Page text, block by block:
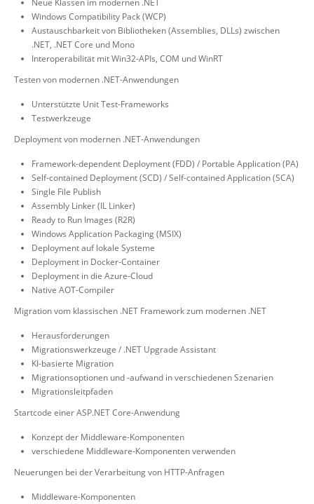
Neue Klassen im modernen .NET
Windows Compatibility Pack (WCP)
Austauschbarkeit von Bibliotheken (Assemblies, DLLs) zwischen
.NET, .NET Core und Mono
Interoperabilität mit Win32-APIs, COM und WinRT
Testen von modernen .NET-Anwendungen
Unterstützte Unit Test-Frameworks
Testwerkzeuge
Deployment von modernen .NET-Anwendungen
Framework-dependent Deployment (FDD) / Portable Application (PA)
Self-contained Deployment (SCD) / Self-contained Application (SCA)
Single File Publish
Assembly Linker (IL Linker)
Ready to Run Images (R2R)
Windows Application Packaging (MSIX)
Deployment auf lokale Systeme
Deployment in Docker-Container
Deployment in die Azure-Cloud
Native AOT-Compiler
Migration vom klassischen .NET Framework zum modernen .NET
Herausforderungen
Migrationswerkzeuge / .NET Upgrade Assistant
KI-basierte Migration
Migrationsoptionen und -aufwand in verschiedenen Szenarien
Migrationsleitpfaden
Startcode einer ASP.NET Core-Anwendung
Konzept der Middleware-Komponenten
verschiedene Middleware-Komponenten verwenden
Neuerungen bei der Verarbeitung von HTTP-Anfragen
Middleware-Komponenten